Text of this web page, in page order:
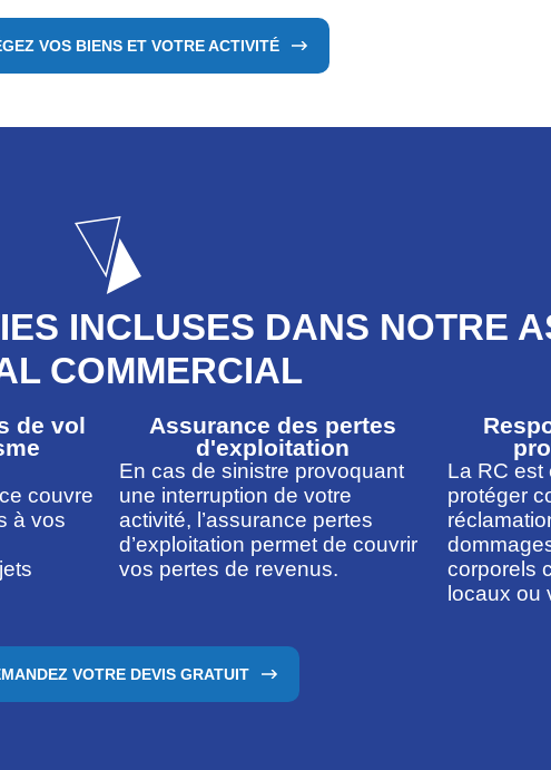
VOS BIENS ET VOTRE ACTIVITÉ
INCLUSES DANS NOTRE
COMMERCIAL
de vol
couvre
à vos
Assurance des pertes
d'exploitation
En cas de sinistre provoquant
une interruption de votre
activité, l’assurance pertes
d’exploitation permet de couvrir
vos pertes de revenus.
La RC est
protéger
corporels
locaux ou
VOTRE DEVIS GRATUIT